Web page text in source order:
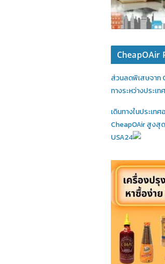
CheapOAir
ส่วนลดพิเสษจาก
ทางระหว่างประเ
เดินทางในประเท
CheapOAir สูงสุ
USA24